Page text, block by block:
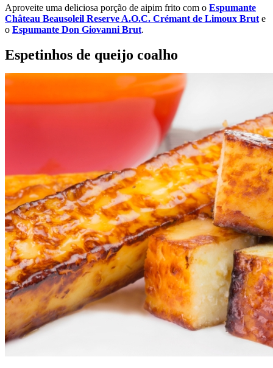
Aproveite uma deliciosa porção de aipim frito com o Espumante
Château Beausoleil Reserve A.O.C. Crémant de Limoux Brut e
o Espumante Don Giovanni Brut.
Espetinhos de queijo coalho